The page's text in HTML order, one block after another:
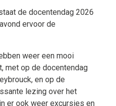
de docentendag 2026
ervoor de
weer een mooi
met op de docentendag
en op de
lezing over het
er ook weer excursies en